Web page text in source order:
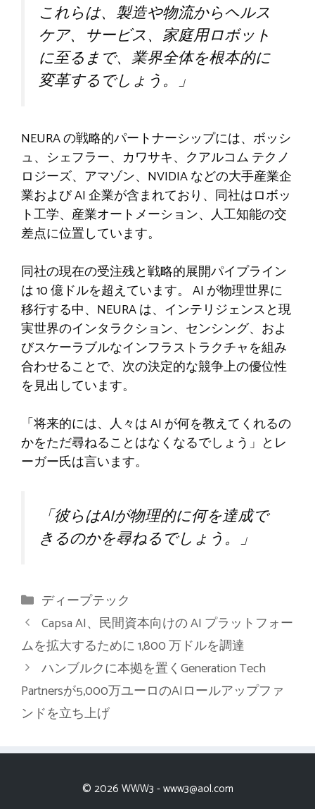
これらは、製造や物流からヘルス
ケア、サービス、家庭用ロボット
に至るまで、業界全体を根本的に
変革するでしょう。」
NEURA の戦略的パートナーシップには、ボッシ
ュ、シェフラー、カワサキ、クアルコム テクノ
ロジーズ、アマゾン、NVIDIA などの大手産業企
業および AI 企業が含まれており、同社はロボッ
ト工学、産業オートメーション、人工知能の交
差点に位置しています。
同社の現在の受注残と戦略的展開パイプライン
は 10 億ドルを超えています。 AI が物理世界に
移行する中、NEURA は、インテリジェンスと現
実世界のインタラクション、センシング、およ
びスケーラブルなインフラストラクチャを組み
合わせることで、次の決定的な競争上の優位性
を見出しています。
「将来的には、人々は AI が何を教えてくれるの
かをただ尋ねることはなくなるでしょう」とレ
ーガー氏は言います。
「彼らはAIが物理的に何を達成で
きるのかを尋ねるでしょう。」
カ
テ
ゴ
リ
ー
ディープテック
Capsa AI、民間資本向けの AI プラットフォー
ムを拡大するために 1,800 万ドルを調達
ハンブルクに本拠を置くGeneration Tech
Partnersが5,000万ユーロのAIロールアップファ
ンドを立ち上げ
© 2026 WWW3 -www3@aol.com